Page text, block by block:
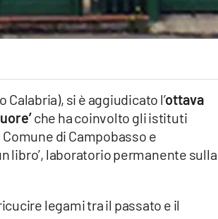
si è aggiudicato l’ottava
che ha coinvolto gli istituti
di Campobasso e
libro’, laboratorio permanente sulla
legami tra il passato e il